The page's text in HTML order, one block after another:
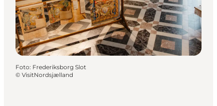
Foto: Frederiksborg Slot
© VisitNordsjælland